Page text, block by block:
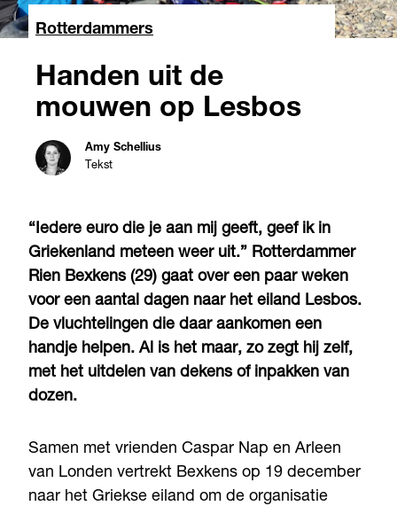
Rotterdammers
Handen uit de
mouwen op Lesbos
Amy Schellius
Tekst
“Iedere euro die je aan mij geeft, geef ik in
Griekenland meteen weer uit.” Rotterdammer
Rien Bexkens (29) gaat over een paar weken
voor een aantal dagen naar het eiland Lesbos.
De vluchtelingen die daar aankomen een
handje helpen. Al is het maar, zo zegt hij zelf,
met het uitdelen van dekens of inpakken van
dozen.
Samen met vrienden Caspar Nap en Arleen
van Londen vertrekt Bexkens op 19 december
naar het Griekse eiland om de organisatie